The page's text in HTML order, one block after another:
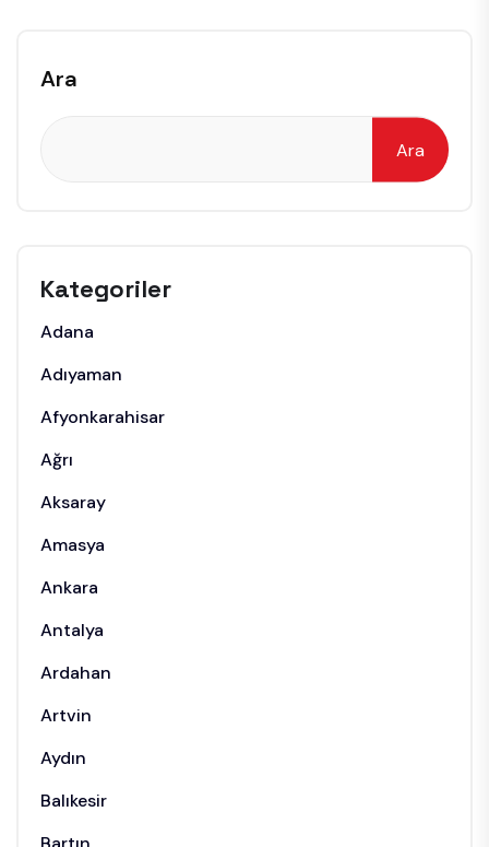
Ara
Ara
Kategoriler
Adana
Adıyaman
Afyonkarahisar
Ağrı
Aksaray
Amasya
Ankara
Antalya
Ardahan
Artvin
Aydın
Balıkesir